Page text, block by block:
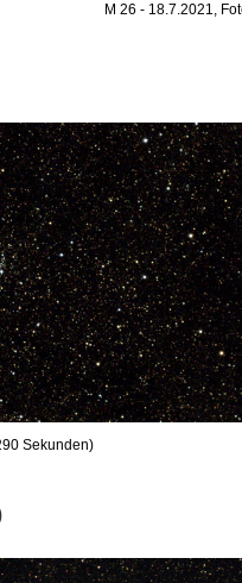
M 26 - 18.7.2021,
Sekunden)